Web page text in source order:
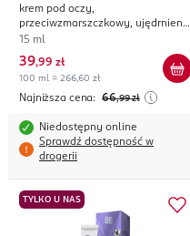
krem pod oczy,
przeciwzmarszczkowy, ujędrnienie
+ aktywacja komórek
15 ml
39,99 zł
100 ml = 266,60 zł
Najniższa cena: 66,99 zł
Niedostępny online
Sprawdź dostępność w
drogerii
TYLKO U NAS